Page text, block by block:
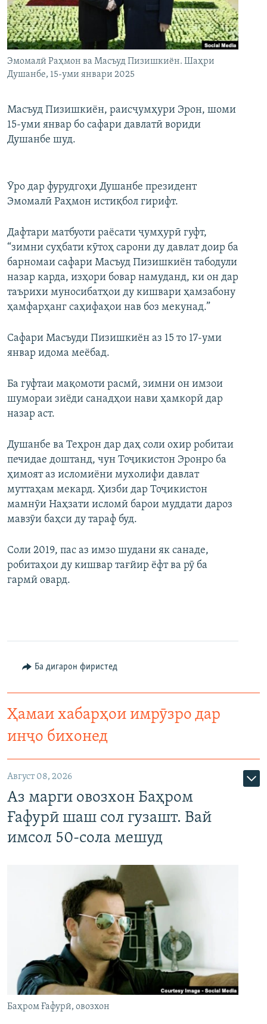
ГУЗОРИШҲОИ РАДИОӢ
Русский
Ҳамаи сомонаҳои RFE/RL
Эмомалӣ Раҳмон ва Масъуд Пизишкиён. Шаҳри
Душанбе, 15-уми январи 2025
Масъуд Пизишкиён, раисҷумҳури Эрон, шоми
15-уми январ бо сафари давлатӣ вориди
Душанбе шуд.
Ӯро дар фурудгоҳи Душанбе президент
Эмомалӣ Раҳмон истиқбол гирифт.
Дафтари матбуоти раёсати ҷумҳурӣ гуфт,
“зимни суҳбати кӯтоҳ сарони ду давлат доир ба
барномаи сафари Масъуд Пизишкиён табодули
назар карда, изҳори бовар намуданд, ки он дар
таърихи муносибатҳои ду кишвари ҳамзабону
ҳамфарҳанг саҳифаҳои нав боз мекунад.”
Сафари Масъуди Пизишкиён аз 15 то 17-уми
январ идома меёбад.
Ба гуфтаи мақомоти расмӣ, зимни он имзои
шумораи зиёди санадҳои нави ҳамкорӣ дар
назар аст.
Душанбе ва Теҳрон дар даҳ соли охир робитаи
печидае доштанд, чун Тоҷикистон Эронро ба
ҳимоят аз исломиёни мухолифи давлат
муттаҳам мекард. Ҳизби дар Тоҷикистон
мамнӯи Наҳзати исломӣ барои муддати дароз
мавзӯи баҳси ду тараф буд.
Соли 2019, пас аз имзо шудани як санаде,
робитаҳои ду кишвар тағйир ёфт ва рӯ ба
гармӣ овард.
Ба дигарон фиристед
Ҳамаи хабарҳои имрӯзро дар
инҷо бихонед
Август 08, 2026
Аз марги овозхон Баҳром
Ғафурӣ шаш сол гузашт. Вай
имсол 50-сола мешуд
Баҳром Ғафурӣ, овозхон